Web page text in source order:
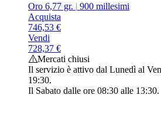
Oro 6,77 gr. | 900 millesimi
Acquista
746,53 €
Vendi
728,37 €
Mercati chiusi
Il servizio è attivo dal Lunedì al
19:30.
Il Sabato dalle ore 08:30 alle 13:30.